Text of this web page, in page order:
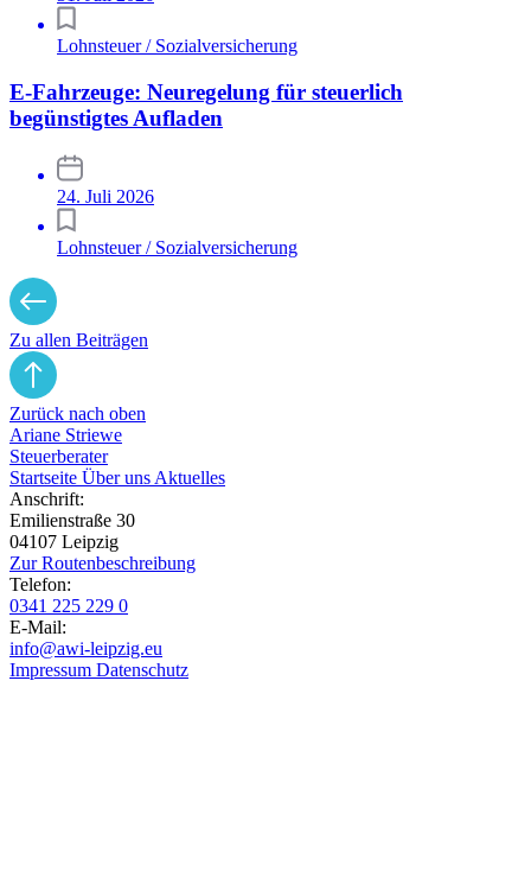
Lohnsteuer / Sozialversicherung
E-Fahrzeuge: Neuregelung für steuerlich
begünstigtes Aufladen
24. Juli 2026
Lohnsteuer / Sozialversicherung
Zu allen Beiträgen
Zurück nach oben
Ariane Striewe
Steuerberater
Startseite Über uns Aktuelles
Anschrift:
Emilienstraße 30
04107 Leipzig
Zur Routen­beschreibung
Telefon:
0341 225 229 0
E-Mail:
info@awi-leipzig.eu
Impressum Datenschutz